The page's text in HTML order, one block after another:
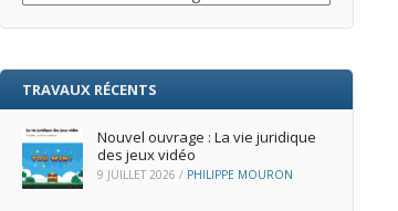
TRAVAUX RÉCENTS
Nouvel ouvrage : La vie juridique
des jeux vidéo
9 JUILLET 2026 / PHILIPPE MOURON